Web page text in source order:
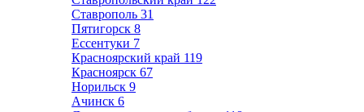
Ставрополь 31
Пятигорск 8
Ессентуки 7
Красноярский край 119
Красноярск 67
Норильск 9
Ачинск 6